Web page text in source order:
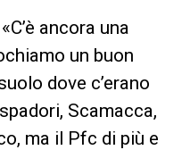
«C’è ancora una
un buon
dove c’erano
Scamacca,
ma il Pfc di più e